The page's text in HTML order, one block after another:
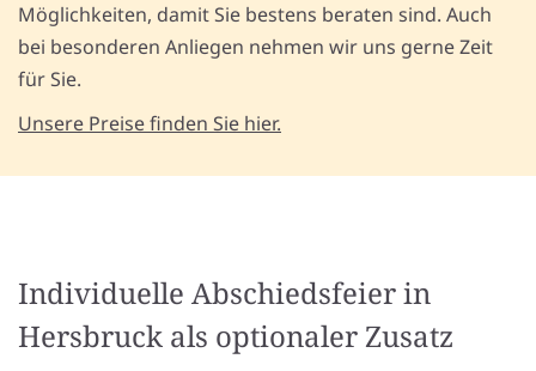
Möglichkeiten, damit Sie bestens beraten sind. Auch
bei besonderen Anliegen nehmen wir uns gerne Zeit
für Sie.
Unsere Preise finden Sie hier.
Individuelle Abschiedsfeier in
Hersbruck als optionaler Zusatz